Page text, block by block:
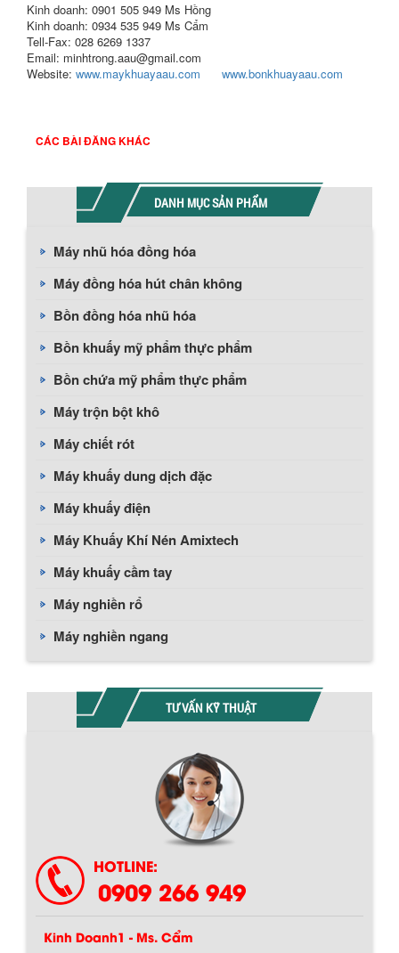
Kinh doanh: 0901 505 949 Ms Hồng
Kinh doanh: 0934 535 949 Ms Cẩm
Tell-Fax: 028 6269 1337
Email: minhtrong.aau@gmail.com
Website: www.maykhuayaau.com www.bonkhuayaau.com
CÁC BÀI ĐĂNG KHÁC
DANH MỤC SẢN PHẨM
Máy nhũ hóa đồng hóa
Máy đồng hóa hút chân không
Bồn đồng hóa nhũ hóa
Bồn khuấy mỹ phẩm thực phẩm
Bồn chứa mỹ phẩm thực phẩm
Máy trộn bột khô
Máy chiết rót
Máy khuấy dung dịch đặc
Máy khuấy điện
Máy Khuấy Khí Nén Amixtech
Máy khuấy cầm tay
Máy nghiền rổ
Máy nghiền ngang
TƯ VẤN KỸ THUẬT
HOTLINE:
0909 266 949
Kinh Doanh1 - Ms. Cẩm